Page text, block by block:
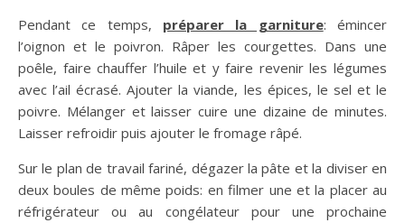
Pendant ce temps, préparer la garniture: émincer
l’oignon et le poivron. Râper les courgettes. Dans une
poêle, faire chauffer l’huile et y faire revenir les légumes
avec l’ail écrasé. Ajouter la viande, les épices, le sel et le
poivre. Mélanger et laisser cuire une dizaine de minutes.
Laisser refroidir puis ajouter le fromage râpé.
Sur le plan de travail fariné, dégazer la pâte et la diviser en
deux boules de même poids: en filmer une et la placer au
réfrigérateur ou au congélateur pour une prochaine